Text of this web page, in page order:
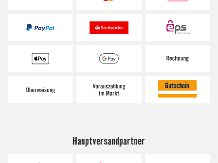
Hauptversandpartner